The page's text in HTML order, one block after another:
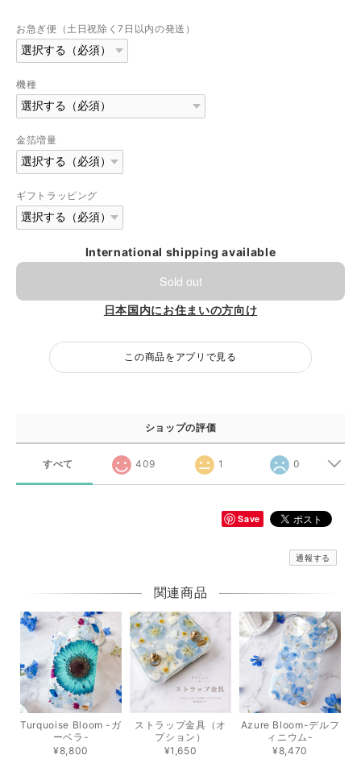
お急ぎ便（土日祝除く7日以内の発送）
機種
金箔増量
ギフトラッピング
International shipping available
Sold out
日本国内にお住まいの方向け
この商品をアプリで見る
ショップの評価
すべて 409 1 0
Save
通報する
関連商品
Turquoise Bloom -ガ
ーベラ-
¥8,800
ストラップ金具（オ
プション）
¥1,650
Azure Bloom-デルフ
ィニウム-
¥8,470